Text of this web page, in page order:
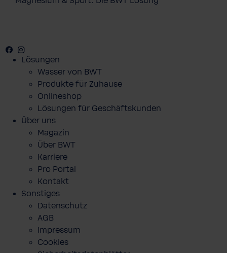
Facebook
Youtube
Lösungen
Wasser von BWT
Produkte für Zuhause
Onlineshop
Lösungen für Geschäftskunden
Über uns
Magazin
Über BWT
Karriere
Pro Portal
Kontakt
Sonstiges
Datenschutz
AGB
Impressum
Cookies